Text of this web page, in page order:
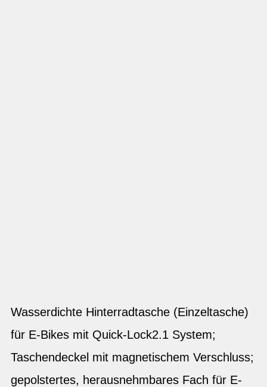
Wasserdichte Hinterradtasche (Einzeltasche)
für E-Bikes mit Quick-Lock2.1 System;
Taschendeckel mit magnetischem Verschluss;
gepolstertes, herausnehmbares Fach für E-